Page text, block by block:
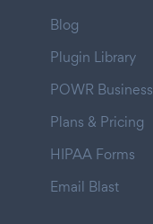
Blog
Plugin Library
POWR Business
Plans & Pricing
HIPAA Forms
Email Blast